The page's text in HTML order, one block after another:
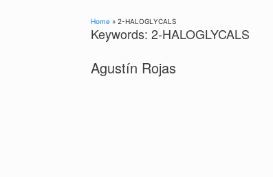
Home » 2-HALOGLYCALS
Keywords: 2-HALOGLYCALS
Agustín Rojas